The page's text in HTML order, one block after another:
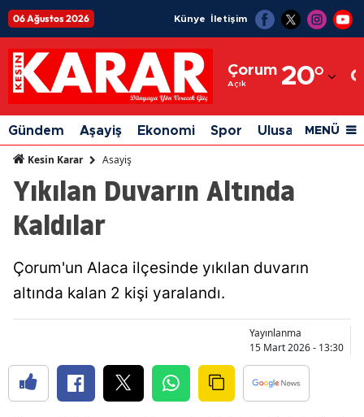
06 Ağustos 2026 Künye İletişim
Çorum
Açık 20°
Adıyaman
Afyonkarahisar
Ağrı
Amasya
Aydın
Balıkesir
Bilecik
Gündem Aşayiş Ekonomi Spor Ulusal Siyaset
MENÜ
Kesin Karar Asayiş
Yıkılan Duvarın Altında
Kaldılar
Çorum'un Alaca ilçesinde yıkılan duvarın
altında kalan 2 kişi yaralandı.
Yayınlanma
15 Mart 2026 - 13:30